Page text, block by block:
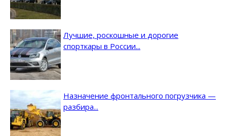
Лучшие, роскошные и дорогие
спорткары в России...
Назначение фронтального погрузчика —
разбира...